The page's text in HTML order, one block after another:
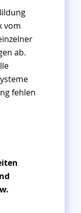
vom
ab.
fehlen